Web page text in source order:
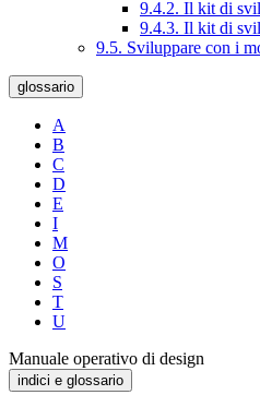
9.4.2. Il kit di
9.4.3. Il kit di
9.5. Sviluppare con i
glossario
A
B
C
D
E
I
M
O
S
T
U
Manuale operativo di design
indici e glossario